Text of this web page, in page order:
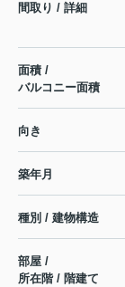
間取り / 詳細
面積 /
バルコニー面積
向き
築年月
種別 / 建物構造
部屋 /
所在階 / 階建て